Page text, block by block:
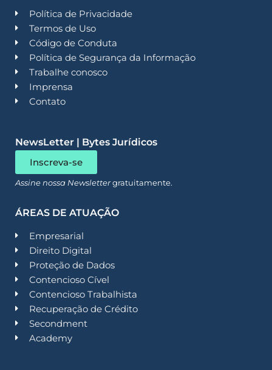
Política de Privacidade
Termos de Uso
Código de Conduta
Política de Segurança da Informação
Trabalhe conosco
Imprensa
Contato
NewsLetter | Bytes Jurídicos
Inscreva-se
Assine nossa Newslettergratuitamente.
ÁREAS DE ATUAÇÃO
Empresarial
Direito Digital
Proteção de Dados
Contencioso Cível
Contencioso Trabalhista
Recuperação de Crédito
Secondment
Academy